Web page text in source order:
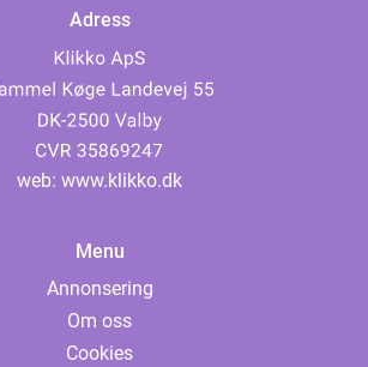
Adress
web: www.klikko.dk
Menu
Annonsering
Om oss
Cookies